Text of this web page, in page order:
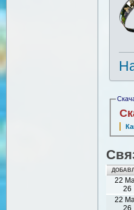
22
26
22
26